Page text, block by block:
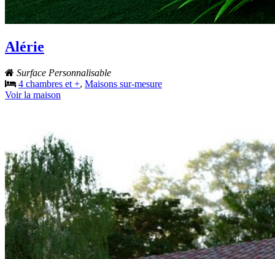
Alérie
Surface Personnalisable
4 chambres et +, Maisons sur-mesure
Voir la maison